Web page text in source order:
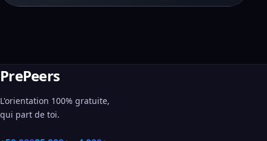
PrePeers
L'orientation 100% gratuite,
qui part de toi.